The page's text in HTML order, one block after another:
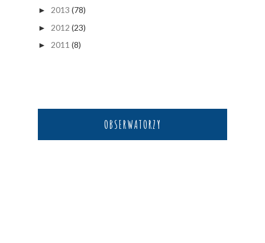
► 2013 (78)
► 2012 (23)
► 2011 (8)
OBSERWATORZY